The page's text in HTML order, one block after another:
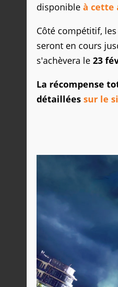
disponible à cette
Côté compétitif,
seront en cours
s'achèvera le 23
La récompense
détaillées sur le